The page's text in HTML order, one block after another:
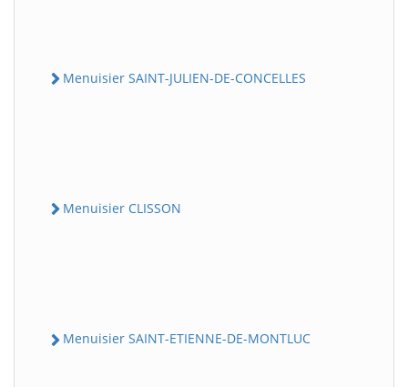
Menuisier SAINT-JULIEN-DE-CONCELLES
Menuisier CLISSON
Menuisier SAINT-ETIENNE-DE-MONTLUC